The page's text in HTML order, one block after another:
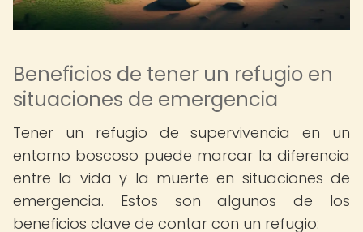
Beneficios de tener un refugio en
situaciones de emergencia
Tener un refugio de supervivencia en un
entorno boscoso puede marcar la diferencia
entre la vida y la muerte en situaciones de
emergencia. Estos son algunos de los
beneficios clave de contar con un refugio: